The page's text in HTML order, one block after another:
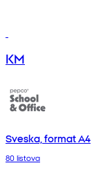
KM
Sveska, format A4
80 listova